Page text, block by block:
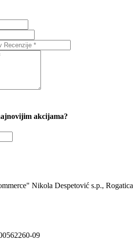
akcijama?
Nikola Despetović s.p., Rogatica
09